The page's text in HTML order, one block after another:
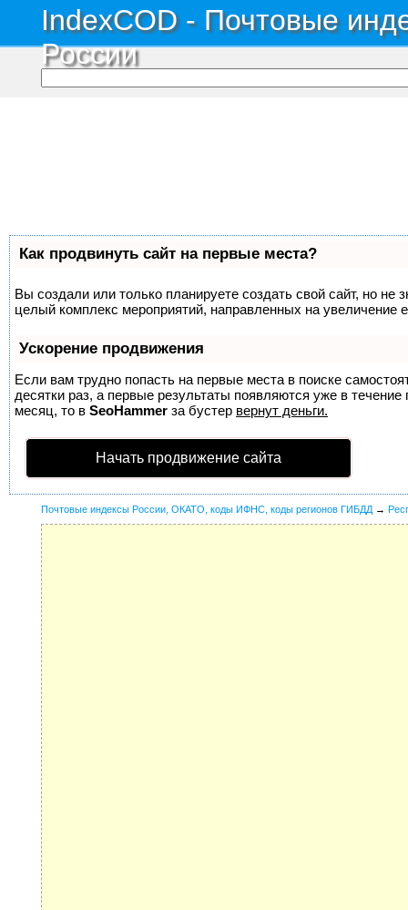
IndexCOD - Почтовые
России
Как продвинуть сайт на первые места?
Вы создали или только планируете создать свой сайт, но не
целый комплекс мероприятий, направленных на увеличение
Ускорение продвижения
Если вам трудно попасть на первые места в поиске
десятки раз, а первые результаты появляются уже в
месяц, то в SeoHammer за бустер вернут деньги.
Начать продвижение сайта
Почтовые индексы России, ОКАТО, коды ИФНС, коды регионов ГИБДД →